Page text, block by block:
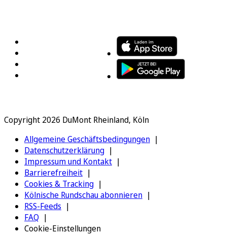
Copyright 2026 DuMont Rheinland, Köln
Allgemeine Geschäftsbedingungen
Datenschutzerklärung
Impressum und Kontakt
Barrierefreiheit
Cookies & Tracking
Kölnische Rundschau abonnieren
RSS-Feeds
FAQ
Cookie-Einstellungen